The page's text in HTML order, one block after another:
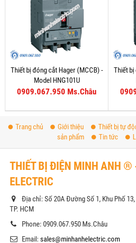
Thiết bị đóng cắt Hager (MCCB) -
Model HNG101U
0909.067.950 Ms.Châu
Thiết bị
Trang chủ Giới thiệu Thiết bị tự
sản phẩm
Tin tức
THIẾT BỊ ĐIỆN MINH ANH ®
ELECTRIC
Địa chỉ: Số 20A Đường Số 1, Khu Phố
TP. HCM
Phone: 0909.067.950 Ms.Châu
Email: sales@minhanhelectric.com